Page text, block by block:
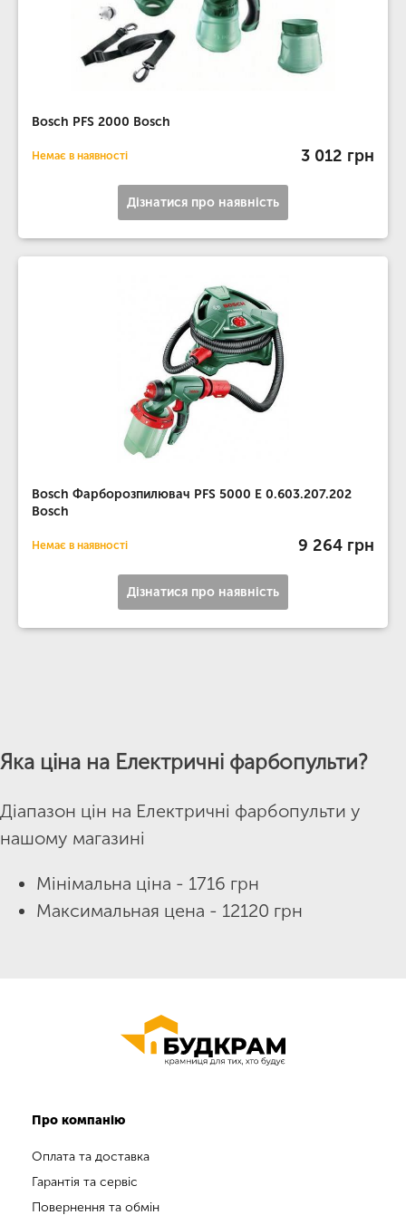
Bosch PFS 2000 Bosch
Немає в наявності 3 012 грн
Дізнатися про наявність
Bosch Фарборозпилювач PFS 5000 E 0.603.207.202
Bosch
Немає в наявності 9 264 грн
Дізнатися про наявність
Яка ціна на Електричні фарбопульти?
Діапазон цін на Електричні фарбопульти у
нашому магазині
Мінімальна ціна - 1716 грн
Максимальная цена - 12120 грн
Про компанію
Оплата та доставка
Гарантія та сервіс
Повернення та обмін